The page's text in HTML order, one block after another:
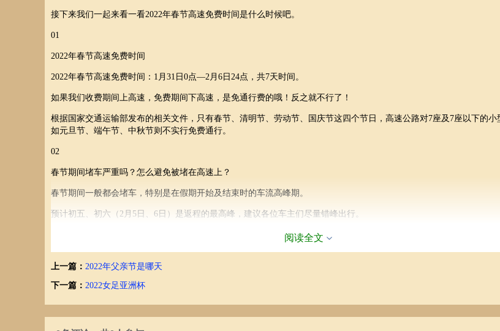
接下来我们一起来看一看2022年春节高速免费时间是什么时候吧。
01
2022年春节高速免费时间
2022年春节高速免费时间： 1 月 31 日 0点—2 月 6 日 24点，共7天时间。
如果我们收费期间上高速，免费期间下高速，是免通行费的哦！反之就不行了！
根据国家交通运输部发布的相关文件，只有春节、清明节、劳动节、国庆节这四个节日，高速公路对7座及 7座以下的小
如元旦节、端午节、中秋节则不实行免费通行。
02
春节期间堵车严重吗？怎么避免被堵在高速上？
春节期间一般都会堵车，特别是在假期开始及结束时的车流高峰期。
预计初五、初六（ 2 月 5 日、 6 日）是返程的最高峰，建议各位车主们尽量错峰出行。
免费ETC怎么走？
阅读全文
上一篇： 2022年父亲节是哪天
下一篇： 2022女足亚洲杯